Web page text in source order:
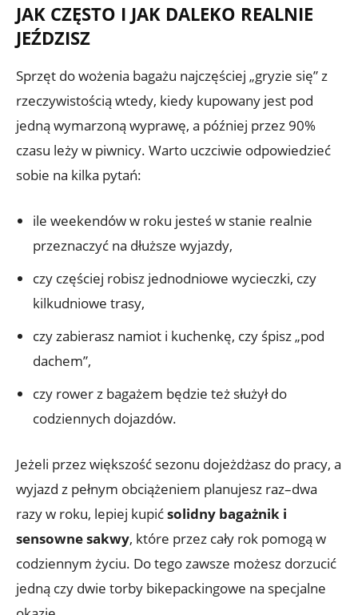
JAK CZĘSTO I JAK DALEKO REALNIE
JEŹDZISZ
Sprzęt do wożenia bagażu najczęściej „gryzie się” z
rzeczywistością wtedy, kiedy kupowany jest pod
jedną wymarzoną wyprawę, a później przez 90%
czasu leży w piwnicy. Warto uczciwie odpowiedzieć
sobie na kilka pytań:
ile weekendów w roku jesteś w stanie realnie
przeznaczyć na dłuższe wyjazdy,
czy częściej robisz jednodniowe wycieczki, czy
kilkudniowe trasy,
czy zabierasz namiot i kuchenkę, czy śpisz „pod
dachem”,
czy rower z bagażem będzie też służył do
codziennych dojazdów.
Jeżeli przez większość sezonu dojeżdżasz do pracy, a
wyjazd z pełnym obciążeniem planujesz raz–dwa
razy w roku, lepiej kupićsolidny bagażnik i
sensowne sakwy, które przez cały rok pomogą w
codziennym życiu. Do tego zawsze możesz dorzucić
jedną czy dwie torby bikepackingowe na specjalne